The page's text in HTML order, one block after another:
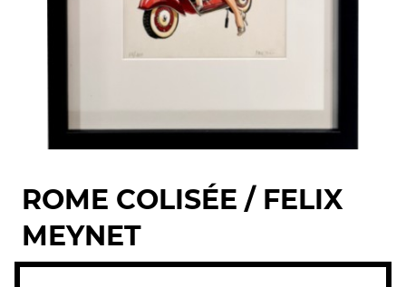
ROME COLISÉE / FELIX
MEYNET